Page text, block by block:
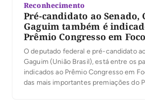
Reconhecimento
Pré-candidato ao Senado,
Gaguim também é
Prêmio Congresso em Foco
O deputado federal e pré-candidato
Gaguim (União Brasil), está entre os
indicados ao Prêmio Congresso em
das mais importantes premiações do